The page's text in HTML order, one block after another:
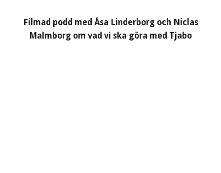
Filmad podd med Åsa Linderborg och Niclas
Malmborg om vad vi ska göra med Tjabo